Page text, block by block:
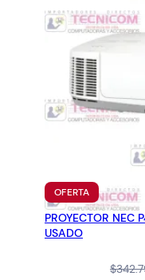
OFERTAPRODUCTO
EN
OFERTA
PROYECTOR
USADO
$